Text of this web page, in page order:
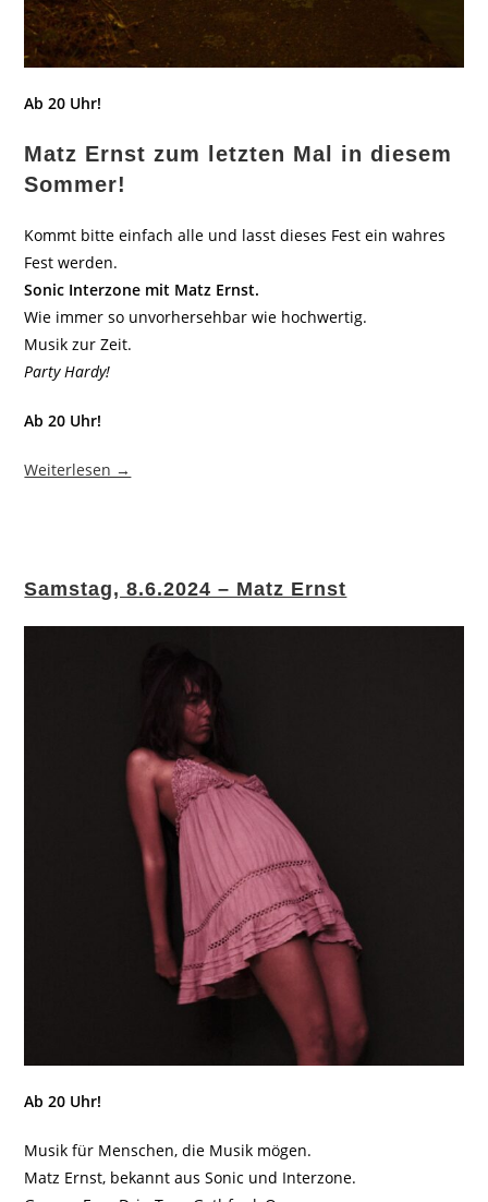
Ab 20 Uhr!
Matz Ernst zum letzten Mal in diesem
Sommer!
Kommt bitte einfach alle und lasst dieses Fest ein wahres
Fest werden.
Sonic Interzone mit Matz Ernst.
Wie immer so unvorhersehbar wie hochwertig.
Musik zur Zeit.
Party Hardy!
Ab 20 Uhr!
Weiterlesen →
Samstag, 8.6.2024 – Matz Ernst
Ab 20 Uhr!
Musik für Menschen, die Musik mögen.
Matz Ernst, bekannt aus Sonic und Interzone.